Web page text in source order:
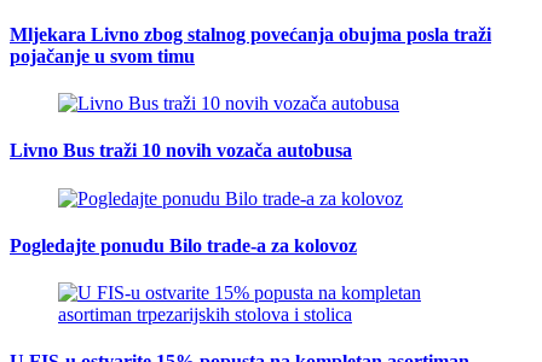
Mljekara Livno zbog stalnog povećanja obujma posla traži
pojačanje u svom timu
Livno Bus traži 10 novih vozača autobusa
Pogledajte ponudu Bilo trade-a za kolovoz